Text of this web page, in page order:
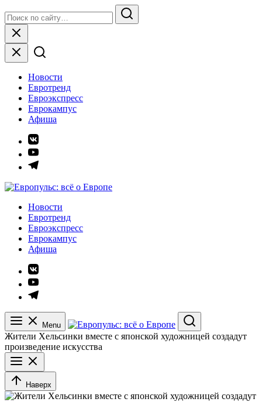
to
content
for:
Search
Close
Новости
Евротренд
Евроэкспресс
Еврокампус
Афиша
Элемент
меню
Элемент
меню
Элемент
Европульс: всё о Европе
Новости
Евротренд
Евроэкспресс
Еврокампус
Афиша
Элемент
меню
Элемент
меню
Элемент
Menu
Search
Жители Хельсинки вместе с японской художницей создадут
произведение искусства
Наверх